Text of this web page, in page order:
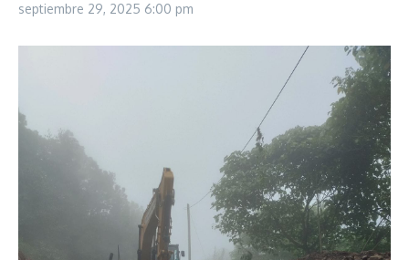
septiembre 29, 2025 6:00 pm